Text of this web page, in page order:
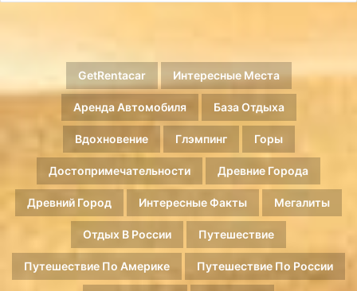
GetRentacar Интересные Места
Аренда Автомобиля База Отдыха
Вдохновение Глэмпинг Горы
Достопримечательности Древние Города
Древний Город Интересные Факты Мегалиты
Отдых В России Путешествие
Путешествие По Америке Путешествие По России